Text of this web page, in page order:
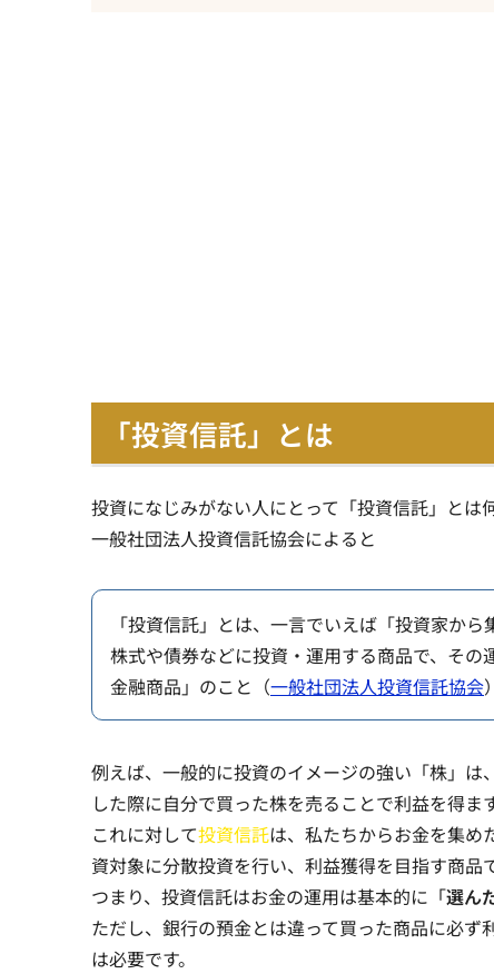
「投資信託」とは
投資になじみがない人にとって「投資信託」とは
一般社団法人投資信託協会によると
「投資信託」とは、一言でいえば「投資家か
株式や債券などに投資・運用する商品で、そ
金融商品」のこと（一般社団法人投資信託協会）
例えば、一般的に投資のイメージの強い「株」
した際に自分で買った株を売ることで利益を得ます
これに対して投資信託は、 私たちからお金を集め
資対象に分散投資を行い、利益獲得を目指す商品
つまり、投資信託はお金の運用は基本的に「選ん
ただし、銀行の預金とは違って買った商品に必
は必要です。